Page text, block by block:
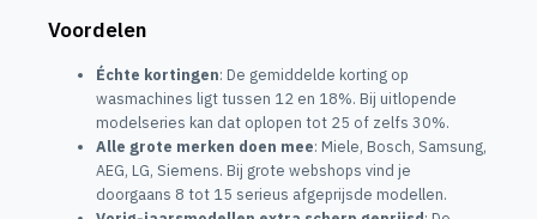
Voordelen
Échte kortingen: De gemiddelde korting op
wasmachines ligt tussen 12 en 18%. Bij uitlopende
modelseries kan dat oplopen tot 25 of zelfs 30%.
Alle grote merken doen mee: Miele, Bosch, Samsung,
AEG, LG, Siemens. Bij grote webshops vind je
doorgaans 8 tot 15 serieus afgeprijsde modellen.